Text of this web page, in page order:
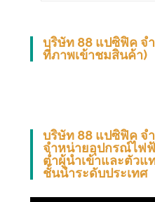
บริษัท 88 แปซิฟิค จ
ที่ภาพเข้าชมสินค้า)
บริษัท 88 แปซิฟิค จ
จำหน่ายอุปกรณ์ไฟ
ต่ำผู้นำเข้าและตัวแ
ชั้นนำระดับประเทศ